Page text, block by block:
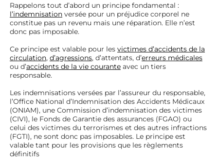
Rappelons tout d’abord un principe fondamental :
l’indemnisation versée pour un préjudice corporel ne
constitue pas un revenu mais une réparation. Elle n’est
donc pas imposable.
Ce principe est valable pour les victimes d’accidents de la
circulation, d’agressions, d’attentats, d’erreurs médicales
ou d’accidents de la vie courante avec un tiers
responsable.
Les indemnisations versées par l’assureur du responsable,
l’Office National d’Indemnisation des Accidents Médicaux
(ONIAM), une Commission d’indemnisation des victimes
(CIVI), le Fonds de Garantie des assurances (FGAO) ou
celui des victimes du terrorismes et des autres infractions
(FGTI), ne sont donc pas imposables. Le principe est
valable tant pour les provisions que les règlements
définitifs